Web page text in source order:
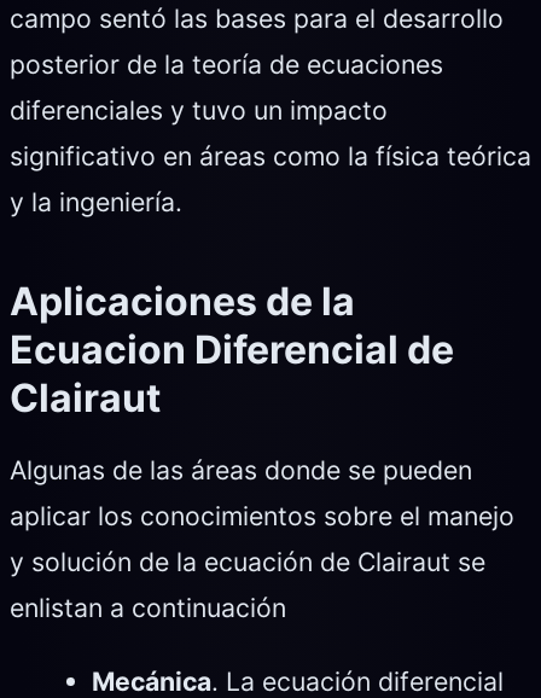
campo sentó las bases para el desarrollo
posterior de la teoría de ecuaciones
diferenciales y tuvo un impacto
significativo en áreas como la física teórica
y la ingeniería.
Aplicaciones de la
Ecuacion Diferencial de
Clairaut
Algunas de las áreas donde se pueden
aplicar los conocimientos sobre el manejo
y solución de la ecuación de Clairaut se
enlistan a continuación
Mecánica. La ecuación diferencial